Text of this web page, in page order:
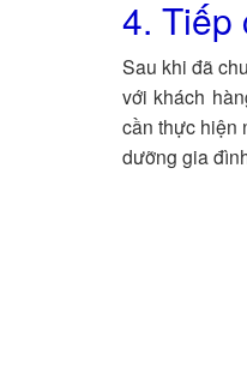
4. Tiếp
Sau khi đã
với khách
cần thực hiện
dưỡng gia